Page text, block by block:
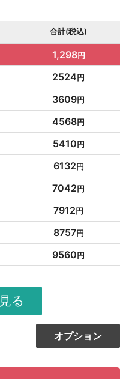
合計(税込)
1,298
2524
3609
4568
5410
6132
7042
7912
8757
9560
12324
13216
14130
オプション